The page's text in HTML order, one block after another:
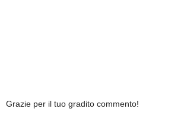
Grazie per il tuo gradito commento!